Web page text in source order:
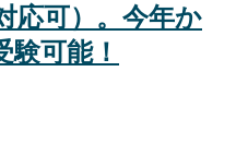
応可）。今年か
験可能！